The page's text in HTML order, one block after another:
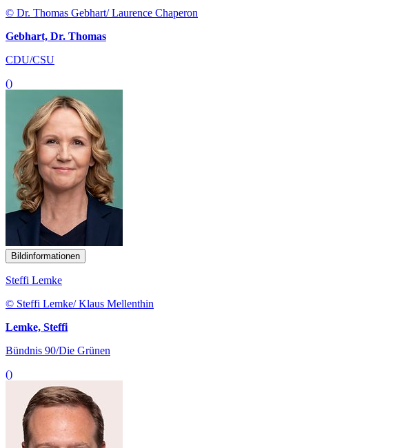
© Dr. Thomas Gebhart/ Laurence Chaperon
Gebhart, Dr. Thomas
CDU/CSU
()
Bildinformationen
Steffi Lemke
© Steffi Lemke/ Klaus Mellenthin
Lemke, Steffi
Bündnis 90/Die Grünen
()